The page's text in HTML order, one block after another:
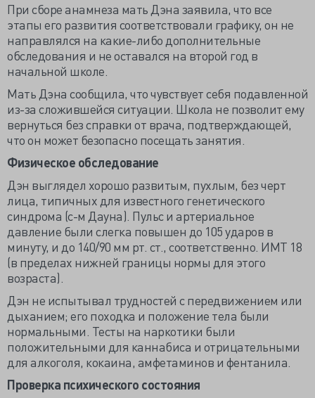
При сборе анамнеза мать Дэна заявила, что все
этапы его развития соответствовали графику, он не
направлялся на какие-либо дополнительные
обследования и не оставался на второй год в
начальной школе.
Мать Дэна сообщила, что чувствует себя подавленной
из-за сложившейся ситуации. Школа не позволит ему
вернуться без справки от врача, подтверждающей,
что он может безопасно посещать занятия.
Физическое обследование
Дэн выглядел хорошо развитым, пухлым, без черт
лица, типичных для известного генетического
синдрома (с-м Дауна). Пульс и артериальное
давление были слегка повышен до 105 ударов в
минуту, и до 140/90 мм рт. ст., соответственно. ИМТ 18
(в пределах нижней границы нормы для этого
возраста).
Дэн не испытывал трудностей с передвижением или
дыханием; его походка и положение тела были
нормальными. Тесты на наркотики были
положительными для каннабиса и отрицательными
для алкоголя, кокаина, амфетаминов и фентанила.
Проверка психического состояния